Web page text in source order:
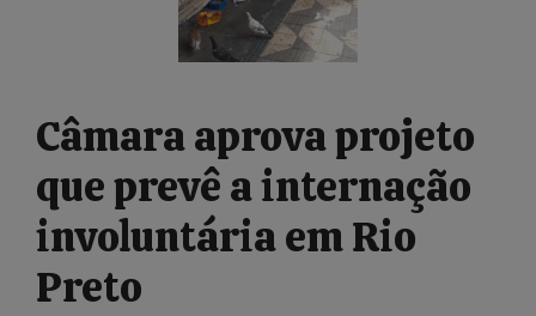
Câmara aprova projeto
que prevê a internação
involuntária em Rio
Preto